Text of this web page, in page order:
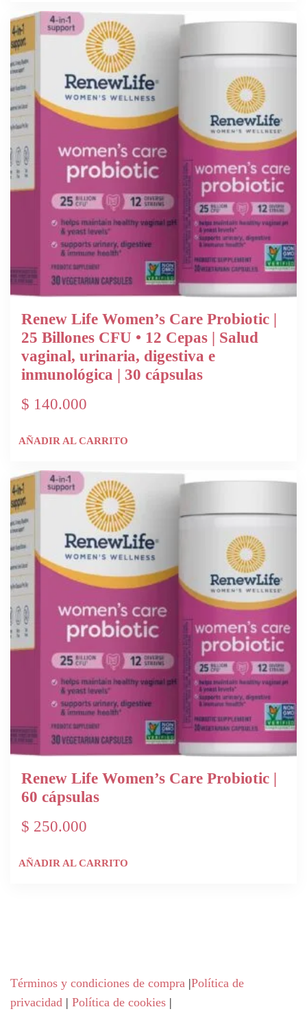
Renew Life Women’s Care Probiotic |
25 Billones CFU • 12 Cepas | Salud
vaginal, urinaria, digestiva e
inmunológica | 30 cápsulas
$ 140.000
AÑADIR AL CARRITO
Renew Life Women’s Care Probiotic |
60 cápsulas
$ 250.000
AÑADIR AL CARRITO
Términos y condiciones de compra |Política de
privacidad | Política de cookies |